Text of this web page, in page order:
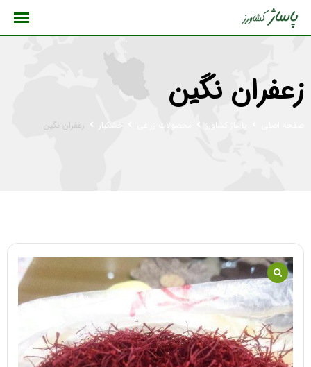
پرش
زعفران نگین
پاساژ کشاورز محصولات زراعی خشکبار زعفران نگین